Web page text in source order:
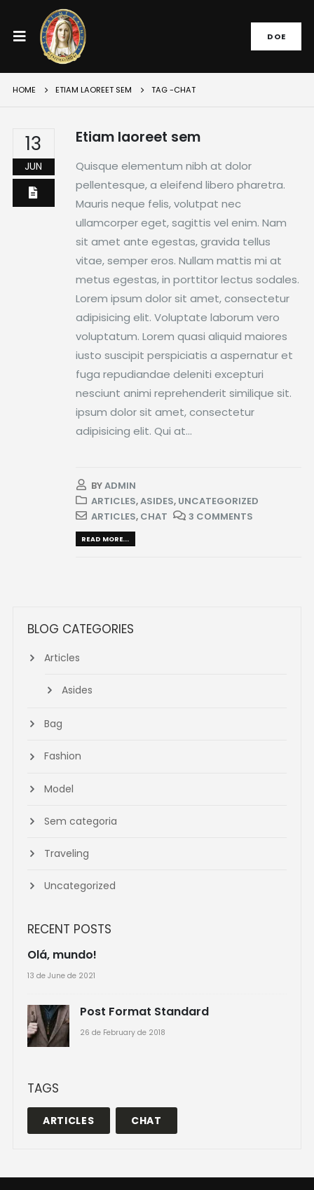
DOE
HOME ETIAM LAOREET SEM TAG -CHAT
13
JUN
Etiam laoreet sem
Quisque elementum nibh at dolor
pellentesque, a eleifend libero pharetra.
Mauris neque felis, volutpat nec
ullamcorper eget, sagittis vel enim. Nam
sit amet ante egestas, gravida tellus
vitae, semper eros. Nullam mattis mi at
metus egestas, in porttitor lectus sodales.
Lorem ipsum dolor sit amet, consectetur
adipisicing elit. Voluptate laborum vero
voluptatum. Lorem quasi aliquid maiores
iusto suscipit perspiciatis a aspernatur et
fuga repudiandae deleniti excepturi
nesciunt animi reprehenderit similique sit.
ipsum dolor sit amet, consectetur
adipisicing elit. Qui at...
BYADMIN
ARTICLES,ASIDES, UNCATEGORIZED
ARTICLES, CHAT 3 COMMENTS
READ MORE...
BLOG CATEGORIES
Articles
Asides
Bag
Fashion
Model
Sem categoria
Traveling
Uncategorized
RECENT POSTS
Olá, mundo!
13 de June de 2021
Post Format Standard
26 de February de 2018
TAGS
ARTICLES CHAT